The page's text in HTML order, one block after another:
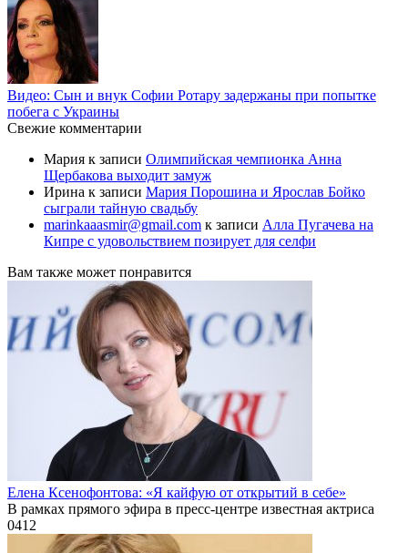
Видео: Сын и внук Софии Ротару задержаны при попытке
побега с Украины
Свежие комментарии
Мария к записи Олимпийская чемпионка Анна
Щербакова выходит замуж
Ирина к записи Мария Порошина и Ярослав Бойко
сыграли тайную свадьбу
marinkaaasmir@gmail.com к записи Алла Пугачева на
Кипре с удовольствием позирует для селфи
Вам также может понравится
Елена Ксенофонтова: «Я кайфую от открытий в себе»
В рамках прямого эфира в пресс-центре известная актриса
0412